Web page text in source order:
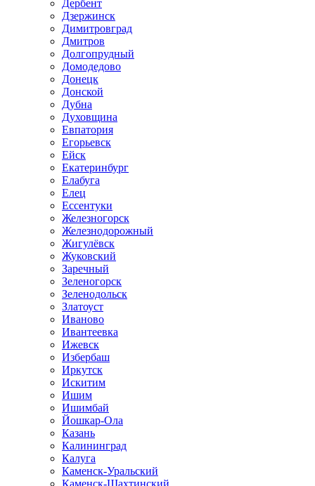
Дербент
Дзержинск
Димитровград
Дмитров
Долгопрудный
Домодедово
Донецк
Донской
Дубна
Духовщина
Евпатория
Егорьевск
Ейск
Екатеринбург
Елабуга
Елец
Ессентуки
Железногорск
Железнодорожный
Жигулёвск
Жуковский
Заречный
Зеленогорск
Зеленодольск
Златоуст
Иваново
Ивантеевка
Ижевск
Избербаш
Иркутск
Искитим
Ишим
Ишимбай
Йошкар-Ола
Казань
Калининград
Калуга
Каменск-Уральский
Каменск-Шахтинский